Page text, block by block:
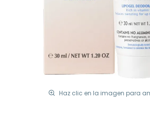
Haz clic en la imagen para